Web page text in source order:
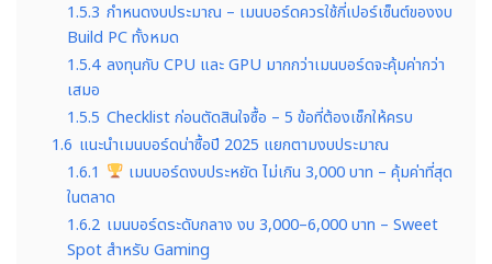
1.5.3 กำหนดงบประมาณ – เมนบอร์ดควรใช้กี่เปอร์เซ็นต์ของงบ
Build PC ทั้งหมด
1.5.4 ลงทุนกับ CPU และ GPU มากกว่าเมนบอร์ดจะคุ้มค่ากว่า
เสมอ
1.5.5 Checklist ก่อนตัดสินใจซื้อ – 5 ข้อที่ต้องเช็กให้ครบ
1.6 แนะนำเมนบอร์ดน่าซื้อปี 2025 แยกตามงบประมาณ
1.6.1
เมนบอร์ดงบประหยัด ไม่เกิน 3,000 บาท – คุ้มค่าที่สุด
ในตลาด
1.6.2 เมนบอร์ดระดับกลาง งบ 3,000–6,000 บาท – Sweet
Spot สำหรับ Gaming